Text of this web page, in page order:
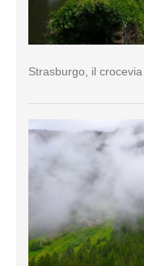
Strasburgo, il crocevia